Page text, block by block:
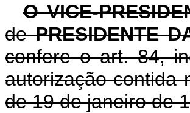
O VICE-
dePRESIDENTE
confere o art. 84,
autorização contida
de 19 de janeiro de